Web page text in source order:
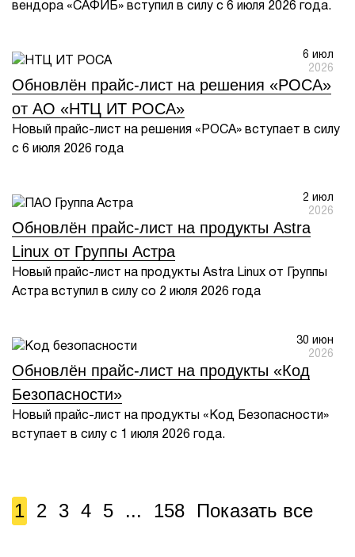
вендора «САФИБ» вступил в силу с 6 июля 2026 года.
6 июл
2026
Обновлён прайс-лист на решения «РОСА»
от АО «НТЦ ИТ РОСА»
Новый прайс-лист на решения «РОСА» вступает в силу
с 6 июля 2026 года
2 июл
2026
Обновлён прайс-лист на продукты Astra
Linux от Группы Астра
Новый прайс-лист на продукты Astra Linux от Группы
Астра вступил в силу со 2 июля 2026 года
30 июн
2026
Обновлён прайс-лист на продукты «Код
Безопасности»
Новый прайс-лист на продукты «Код Безопасности»
вступает в силу с 1 июля 2026 года.
1 2 3 4 5 ... 158 Показать все